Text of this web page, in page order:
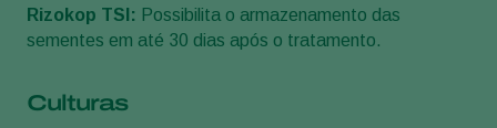
Rizokop TSI: Possibilita o armazenamento das
sementes em até 30 dias após o tratamento.
Culturas